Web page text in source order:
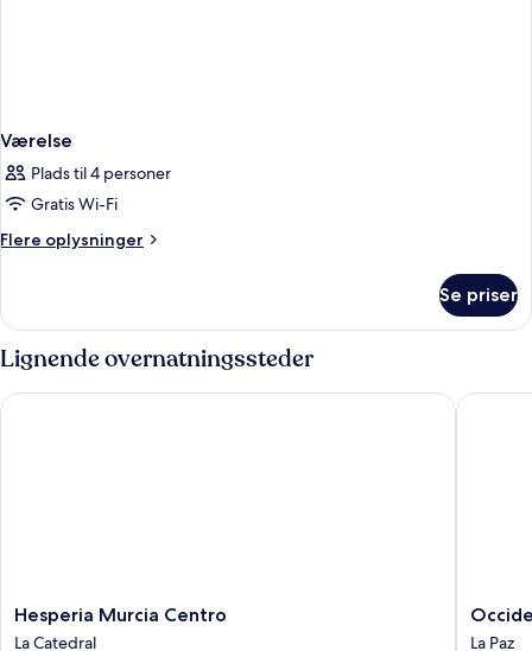
Værelse
Plads til 4 personer
Gratis Wi-Fi
Flere oplysninger
Flere
Se priser
Lignende overnatningssteder
Hesperia
Murcia
Hesperia Murcia Centro
La Catedral
Hesperia Murcia Centro
Murcia
La Paz